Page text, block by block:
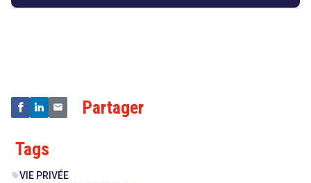
Partager
Tags
sellVIE PRIVÉE